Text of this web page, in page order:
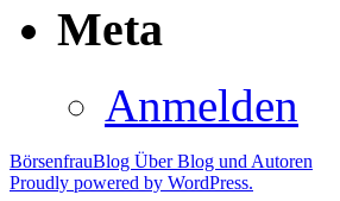
Meta
Anmelden
BörsenfrauBlog Über Blog und Autoren
Proudly powered by WordPress.